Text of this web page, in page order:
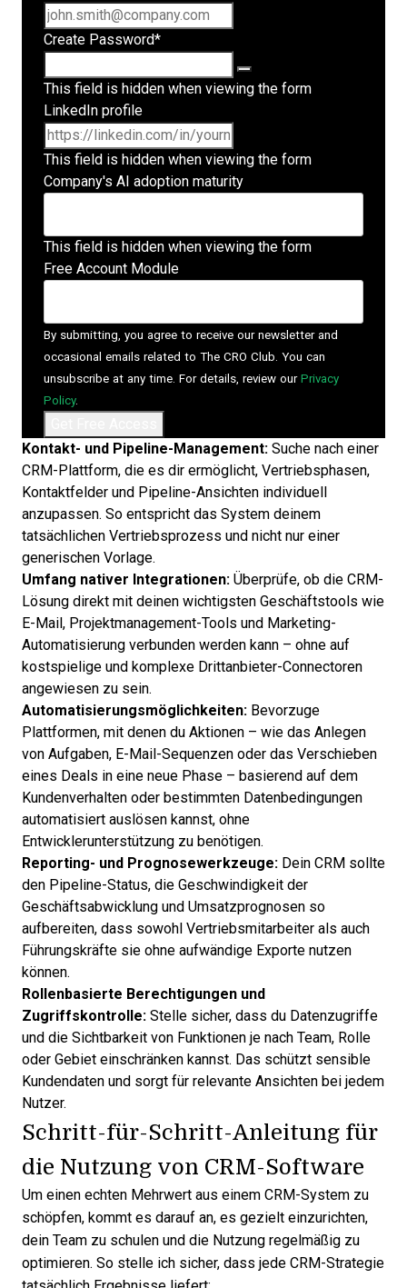
Create Password*
This field is hidden when viewing the form
LinkedIn profile
This field is hidden when viewing the form
Company's AI adoption maturity
This field is hidden when viewing the form
Free Account Module
By submitting, you agree to receive our newsletter and
occasional emails related to The CRO Club. You can
unsubscribe at any time. For details, review our Privacy
Policy.
Kontakt- und Pipeline-Management: Suche nach einer
CRM-Plattform, die es dir ermöglicht, Vertriebsphasen,
Kontaktfelder und Pipeline-Ansichten individuell
anzupassen. So entspricht das System deinem
tatsächlichen Vertriebsprozess und nicht nur einer
generischen Vorlage.
Umfang nativer Integrationen: Überprüfe, ob die CRM-
Lösung direkt mit deinen wichtigsten Geschäftstools wie
E-Mail, Projektmanagement-Tools und Marketing-
Automatisierung verbunden werden kann – ohne auf
kostspielige und komplexe Drittanbieter-Connectoren
angewiesen zu sein.
Automatisierungsmöglichkeiten: Bevorzuge
Plattformen, mit denen du Aktionen – wie das Anlegen
von Aufgaben, E-Mail-Sequenzen oder das Verschieben
eines Deals in eine neue Phase – basierend auf dem
Kundenverhalten oder bestimmten Datenbedingungen
automatisiert auslösen kannst, ohne
Entwicklerunterstützung zu benötigen.
Reporting- und Prognosewerkzeuge: Dein CRM sollte
den Pipeline-Status, die Geschwindigkeit der
Geschäftsabwicklung und Umsatzprognosen so
aufbereiten, dass sowohl Vertriebsmitarbeiter als auch
Führungskräfte sie ohne aufwändige Exporte nutzen
können.
Rollenbasierte Berechtigungen und
Zugriffskontrolle: Stelle sicher, dass du Datenzugriffe
und die Sichtbarkeit von Funktionen je nach Team, Rolle
oder Gebiet einschränken kannst. Das schützt sensible
Kundendaten und sorgt für relevante Ansichten bei jedem
Nutzer.
Schritt-für-Schritt-Anleitung für
die Nutzung von CRM-Software
Um einen echten Mehrwert aus einem CRM-System zu
schöpfen, kommt es darauf an, es gezielt einzurichten,
dein Team zu schulen und die Nutzung regelmäßig zu
optimieren. So stelle ich sicher, dass jede CRM-Strategie